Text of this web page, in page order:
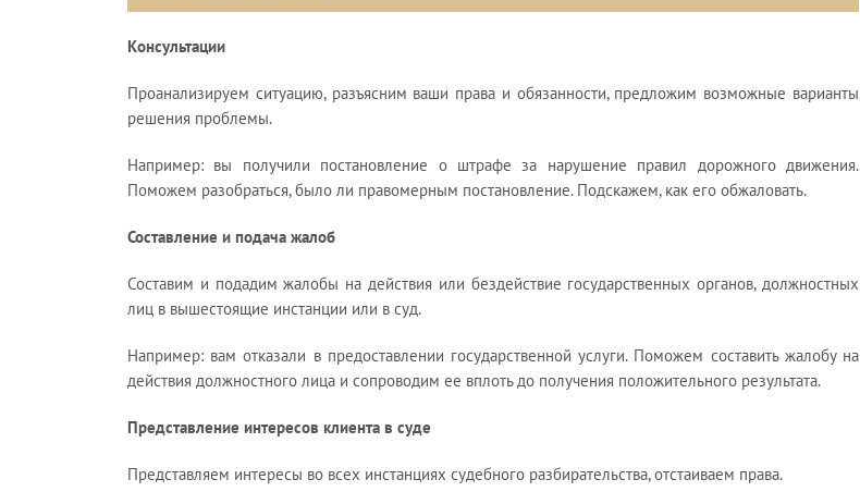
Консультации
Проанализируем ситуацию, разъясним ваши права и обязанности, предложим возможные варианты
решения проблемы.
Например: вы получили постановление о штрафе за нарушение правил дорожного движения.
Поможем разобраться, было ли правомерным постановление. Подскажем, как его обжаловать.
Составление и подача жалоб
Составим и подадим жалобы на действия или бездействие государственных органов, должностных
лиц в вышестоящие инстанции или в суд.
Например: вам отказали в предоставлении государственной услуги. Поможем составить жалобу на
действия должностного лица и сопроводим ее вплоть до получения положительного результата.
Представление интересов клиента в суде
Представляем интересы во всех инстанциях судебного разбирательства, отстаиваем права.